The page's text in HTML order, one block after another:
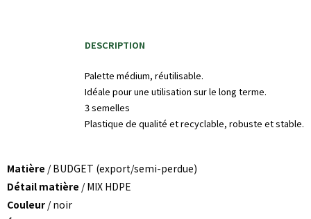
DESCRIPTION
Palette médium, réutilisable.
Idéale pour une utilisation sur le long terme.
3 semelles
Plastique de qualité et recyclable, robuste et stable.
Matière / BUDGET (export/semi-perdue)
Détail matière / MIX HDPE
Couleur / noir